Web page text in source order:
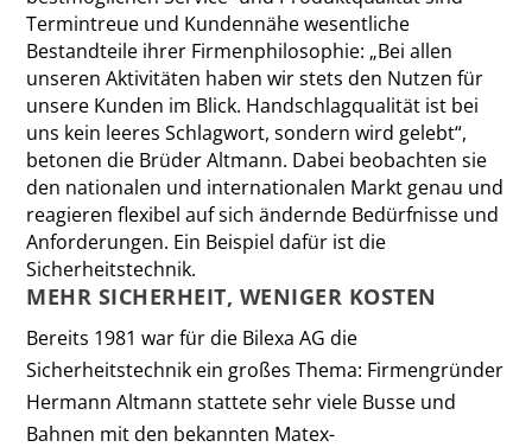
Termintreue und Kundennähe wesentliche
Bestandteile ihrer Firmenphilosophie: „Bei allen
unseren Aktivitäten haben wir stets den Nutzen für
unsere Kunden im Blick. Handschlagqualität ist bei
uns kein leeres Schlagwort, sondern wird gelebt“,
betonen die Brüder Altmann. Dabei beobachten sie
den nationalen und internationalen Markt genau und
reagieren flexibel auf sich ändernde Bedürfnisse und
Anforderungen. Ein Beispiel dafür ist die
Sicherheitstechnik.
MEHR SICHERHEIT, WENIGER KOSTEN
Bereits 1981 war für die Bilexa AG die
Sicherheitstechnik ein großes Thema: Firmengründer
Hermann Altmann stattete sehr viele Busse und
Bahnen mit den bekannten Matex-